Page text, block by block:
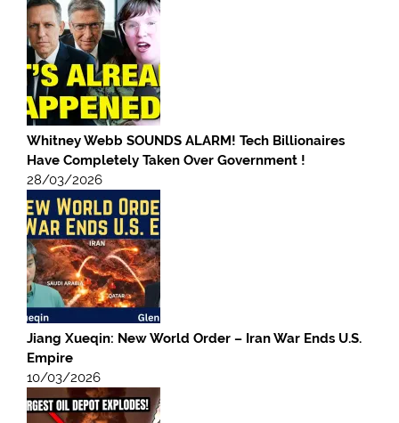
Whitney Webb SOUNDS ALARM! Tech Billionaires
Have Completely Taken Over Government !
28/03/2026
Jiang Xueqin: New World Order – Iran War Ends U.S.
Empire
10/03/2026